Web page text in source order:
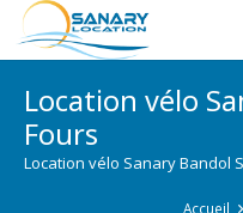
Location vélo
Fours
Location vélo Sanary Bandol
Accueil